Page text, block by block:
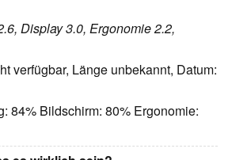
Display 3.0, Ergonomie 2.2,
verfügbar, Länge unbekannt, Datum:
84% Bildschirm: 80% Ergonomie: